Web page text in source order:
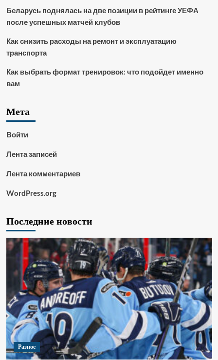
Беларусь поднялась на две позиции в рейтинге УЕФА
после успешных матчей клубов
Как снизить расходы на ремонт и эксплуатацию
транспорта
Как выбрать формат тренировок: что подойдет именно
вам
Мета
Войти
Лента записей
Лента комментариев
WordPress.org
Последние новости
Разное